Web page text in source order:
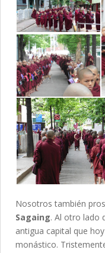
Nosotros también
Sagaing. Al otro lado
antigua capital que
monástico.